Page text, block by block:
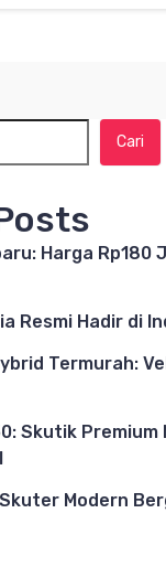
Cari
Harga Rp180
Resmi Hadir di
Termurah:
Skutik Premium
Modern